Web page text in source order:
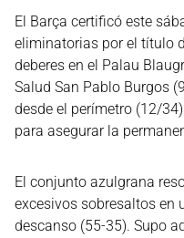
El Barça certificó este
eliminatorias por el título
deberes en el Palau
Salud San Pablo Burgos
desde el perímetro (12/
para asegurar la
El conjunto azulgrana
excesivos sobresaltos en
descanso (55-35). Supo